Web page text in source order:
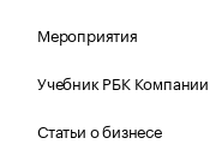
Мероприятия
Учебник РБК Компании
Статьи о бизнесе